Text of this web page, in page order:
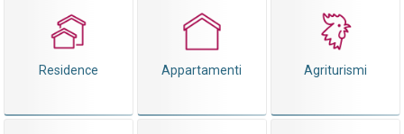
Residence Appartamenti Agriturismi